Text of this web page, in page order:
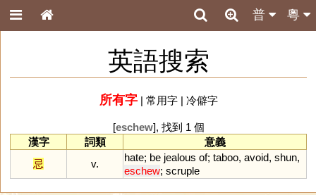
粵
普
英語搜索
所有字| 常用字| 冷僻字
[eschew], 找到 1 個
漢字
詞類
意義
忌
v.
hate; be jealous of; taboo, avoid, shun,
eschew; scruple